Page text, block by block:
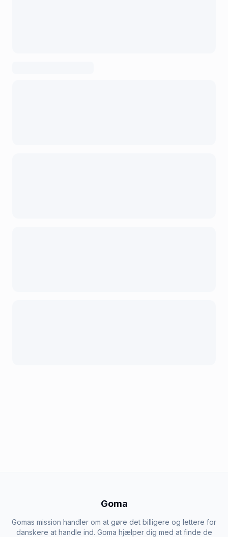
Goma
Gomas mission handler om at gøre det billigere og lettere for
danskere at handle ind. Goma hjælper dig med at finde de